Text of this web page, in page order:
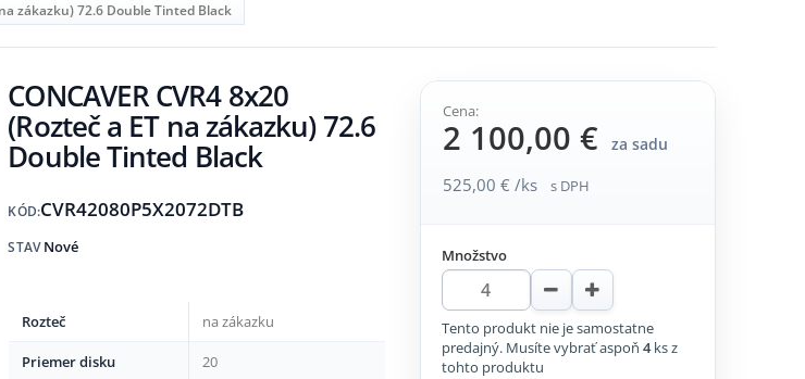
zákazku) 72.6 Double Tinted Black
CONCAVER CVR4 8x20
(Rozteč a ET na zákazku) 72.6
Double Tinted Black
KÓD:CVR42080P5X2072DTB
STAV Nové
Rozteč na zákazku
Priemer disku 20
Cena:
2 100,00 € za sadu
525,00 € /ks s DPH
Množstvo
Tento produkt nie je samostatne
predajný. Musíte vybrať aspoň 4ks z
tohto produktu